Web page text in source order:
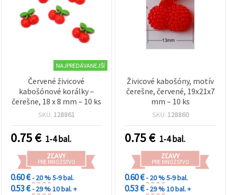
NAJPREDÁVANEJŠÍ
Červené živicové
kabošónové korálky –
čerešne, 18 x 8 mm – 10 ks
SKU: 128861
0.75€ 1-4 bal.
ZĽAVY
PRE MNOŽSTVO
0.60 €- 20 %5-9 bal.
0.53 €- 29 %10 bal. +
Živicové kabošóny, motív
čerešne, červené, 19x21x7
mm – 10 ks
SKU: 128860
0.75€ 1-4 bal.
ZĽAVY
PRE MNOŽSTVO
0.60 €- 20 %5-9 bal.
0.53 €- 29 %10 bal. +